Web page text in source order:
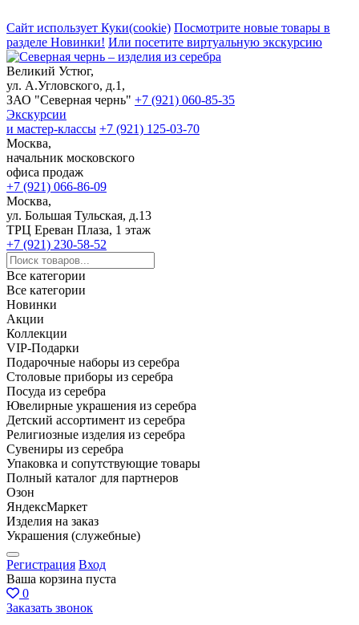
Сайт использует Куки(cookie) Посмотрите новые товары в
разделе Новинки! Или посетите виртуальную экскурсию
Великий Устюг,
ул. А.Угловского, д.1,
ЗАО "Северная чернь" +7 (921) 060-85-35
Экскурсии
и мастер-классы +7 (921) 125-03-70
Москва,
начальник московского
офиса продаж
+7 (921) 066-86-09
Москва,
ул. Большая Тульская, д.13
ТРЦ Ереван Плаза, 1 этаж
+7 (921) 230-58-52
Все категории
Все категории
Новинки
Акции
Коллекции
VIP-Подарки
Подарочные наборы из серебра
Столовые приборы из серебра
Посуда из серебра
Ювелирные украшения из серебра
Детский ассортимент из серебра
Религиозные изделия из серебра
Сувениры из серебра
Упаковка и сопутствующие товары
Полный каталог для партнеров
Озон
ЯндексМаркет
Изделия на заказ
Украшения (служебные)
Регистрация Вход
Ваша корзина пуста
0
Заказать звонок